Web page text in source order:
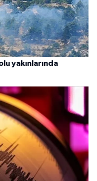
yakınlarında